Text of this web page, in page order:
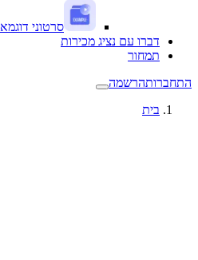
סרטוני דוגמא
דברו עם נציג מכירות
תמחור
התחברותהרשמה
בית